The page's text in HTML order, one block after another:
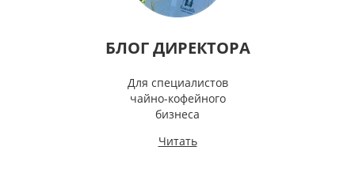
БЛОГ ДИРЕКТОРА
Для специалистов
чайно-кофейного
бизнеса
Читать